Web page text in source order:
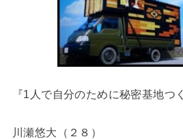
『1人で自分のために秘密基地つ
川瀬悠大（２８）